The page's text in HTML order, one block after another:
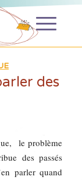
des
le problème
des passés
parler quand